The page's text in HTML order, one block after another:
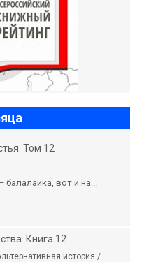
Том 12
вот и на...
Книга 12
история /